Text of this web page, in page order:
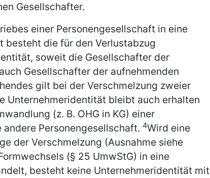
Gesellschafter.
einer Personengesellschaft in eine
besteht die für den Verlustabzug
soweit die Gesellschafter der
Gesellschafter der aufnehmenden
gilt bei der Verschmelzung zweier
Unternehmeridentität bleibt auch erhalten
(z. B. OHG in KG) einer
Personengesellschaft. 4Wird eine
der Verschmelzung (Ausnahme siehe
(§ 25 UmwStG) in eine
besteht keine Unternehmeridentität mit